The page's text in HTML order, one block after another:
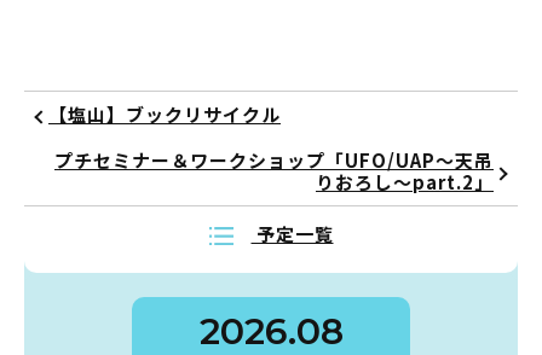
2026.08
【塩山】ブックリサイクル
プチセミナー＆ワークショップ「UFO/UAP～天吊
りおろし～part.2」
予定一覧
申請書ダウンロード